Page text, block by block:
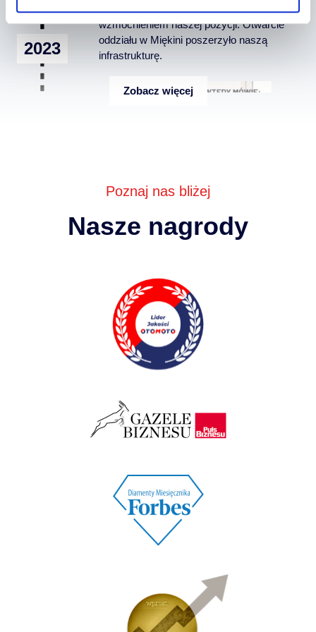
2023
kategorii "strateg biznesu", co było dla nas
wzmocnieniem naszej pozycji. Otwarcie
oddziału w Miękini poszerzyło naszą
infrastrukturę.
usuwanych. Powstał nowy oddział w
Tarczynie, gdzie wprowadziliśmy
innowacyjne zabezpieczenia placów oparte
o sztuczną inteligencję. Otrzymaliśmy
Diamenty Forbesa, co było dowodem
naszego wzrostu.
Trudny rok, w którym pandemia skłoniła nas
intensyfikacji działań marketingowych.
Opublikowaliśmy darmowe raporty AutoDNA
na naszych aukcjach, co było kolejnym
krokiem w naszym rozwoju.
Zobacz więcej
Poznaj nas bliżej
Nasze nagrody